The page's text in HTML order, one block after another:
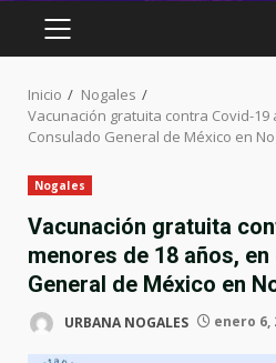
MENÚ
PRINCIPAL
Inicio
Nogales
Vacunación gratuita contra Covid-
Consulado General de México en
Nogales
Vacunación gratuita
menores de 18 años,
General de México en
URBANA NOGALES enero 6,